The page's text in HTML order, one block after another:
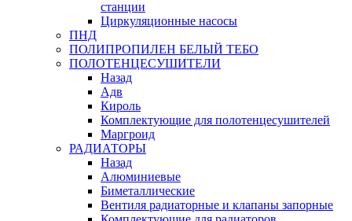
станции
Циркуляционные насосы
ПНД
ПОЛИПРОПИЛЕН БЕЛЫЙ ТЕБО
ПОЛОТЕНЦЕСУШИТЕЛИ
Назад
Адв
Кироль
Комплектующие для полотенцесушителей
Маргроид
РАДИАТОРЫ
Назад
Алюминиевые
Биметаллические
Вентиля радиаторные и клапаны запорные